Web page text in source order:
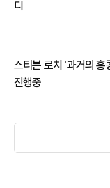
디
스티븐 로치 '과거의
진행중